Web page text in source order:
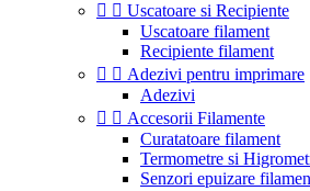
  Uscatoare si Recipiente
Uscatoare filament
Recipiente filament
  Adezivi pentru imprimare
Adezivi
  Accesorii Filamente
Curatatoare filament
Termometre si
Senzori epuizare